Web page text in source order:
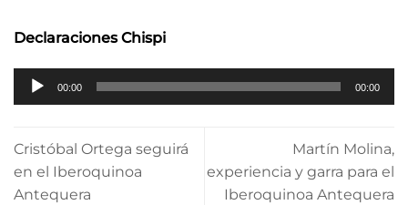
Declaraciones Chispi
Reproductor
de
00:00 00:00
Cristóbal Ortega seguirá
en el Iberoquinoa
Antequera
Martín Molina,
experiencia y garra para el
Iberoquinoa Antequera